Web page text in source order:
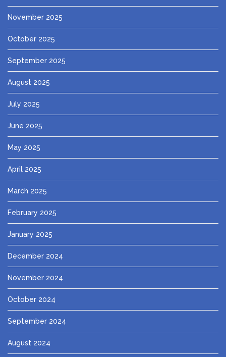
November 2025
October 2025
September 2025
August 2025
July 2025
June 2025
May 2025
April 2025
March 2025
February 2025
January 2025
December 2024
November 2024
October 2024
September 2024
August 2024